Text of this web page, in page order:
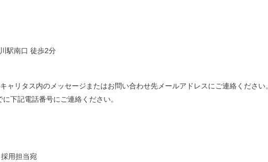
駅南口 徒歩2分
ャリタス内のメッセージまたはお問い合わせ先メールアドレスにご連絡ください
下記電話番号にご連絡ください。
用担当宛